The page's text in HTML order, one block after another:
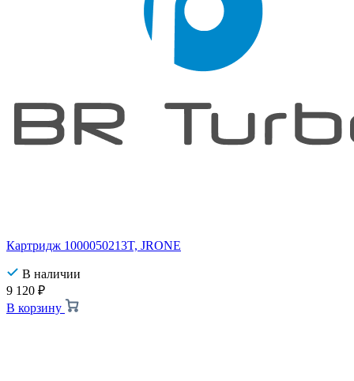
Картридж 1000050213T, JRONE
В наличии
9 120 ₽
В корзину